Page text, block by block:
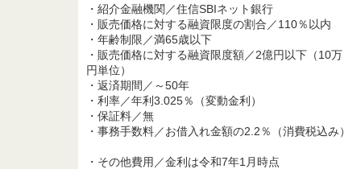
・紹介金融機関／住信SBIネット銀行
・販売価格に対する融資限度の割合／110％以内
・年齢制限／満65歳以下
・販売価格に対する融資限度額／2億円以下（10万
円単位）
・返済期間／～50年
・利率／年利3.025％（変動金利）
・保証料／無
・事務手数料／お借入れ金額の2.2％（消費税込み）
・その他費用／金利は令和7年1月時点